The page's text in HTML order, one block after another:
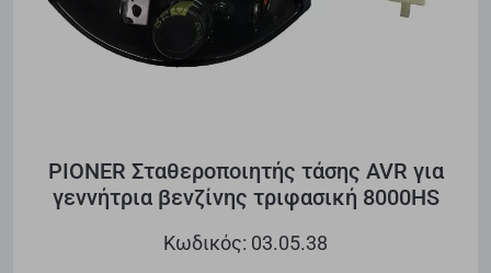
PIONER Σταθεροποιητής τάσης AVR για
γεννήτρια βενζίνης τριφασική 8000HS
Κωδικός: 03.05.38